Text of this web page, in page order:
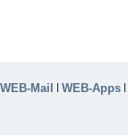
WEB-Mail | WEB-Apps |